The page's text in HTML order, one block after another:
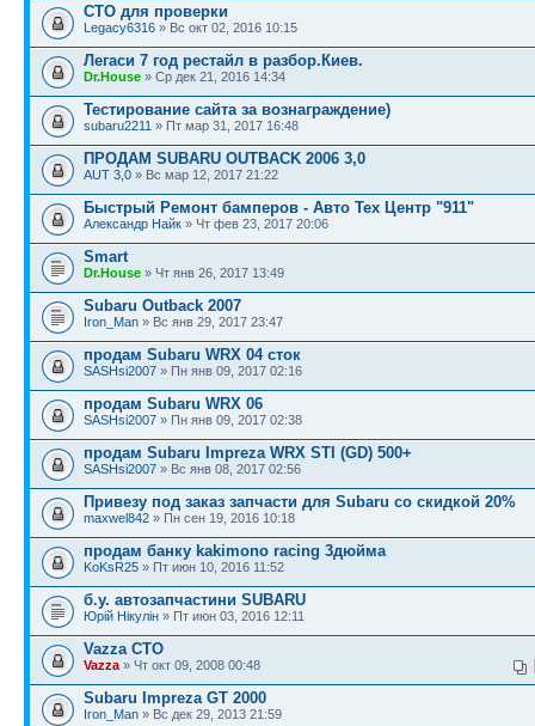
СТО для проверки
Legacy6316 » Вс окт 02, 2016 10:15
Легаси 7 год рестайл в разбор.Киев.
Dr.House » Ср дек 21, 2016 14:34
Тестирование сайта за вознаграждение)
subaru2211 » Пт мар 31, 2017 16:48
ПРОДАМ SUBARU OUTBACK 2006 3,0
AUT 3,0 » Вс мар 12, 2017 21:22
Быстрый Ремонт бамперов - Авто Тех Центр "911"
Александр Найк » Чт фев 23, 2017 20:06
Smart
Dr.House » Чт янв 26, 2017 13:49
Subaru Outback 2007
Iron_Man » Вс янв 29, 2017 23:47
продам Subaru WRX 04 сток
SASHsi2007 » Пн янв 09, 2017 02:16
продам Subaru WRX 06
SASHsi2007 » Пн янв 09, 2017 02:38
продам Subaru Impreza WRX STI (GD) 500+
SASHsi2007 » Вс янв 08, 2017 02:56
Привезу под заказ запчасти для Subaru со скидкой 20%
maxwel842 » Пн сен 19, 2016 10:18
продам банку kakimono racing 3дюйма
KoKsR25 » Пт июн 10, 2016 11:52
б.у. автозапчастини SUBARU
Юрій Нікулін » Пт июн 03, 2016 12:11
Vazza СТО
Vazza » Чт окт 09, 2008 00:48
Subaru Impreza GT 2000
Iron_Man » Вс дек 29, 2013 21:59